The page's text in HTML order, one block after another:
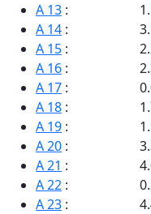
A 13 :
A 14 :
A 15 :
A 16 :
A 17 :
A 18 :
A 19 :
A 20 :
A 21 :
A 22 :
A 23 :